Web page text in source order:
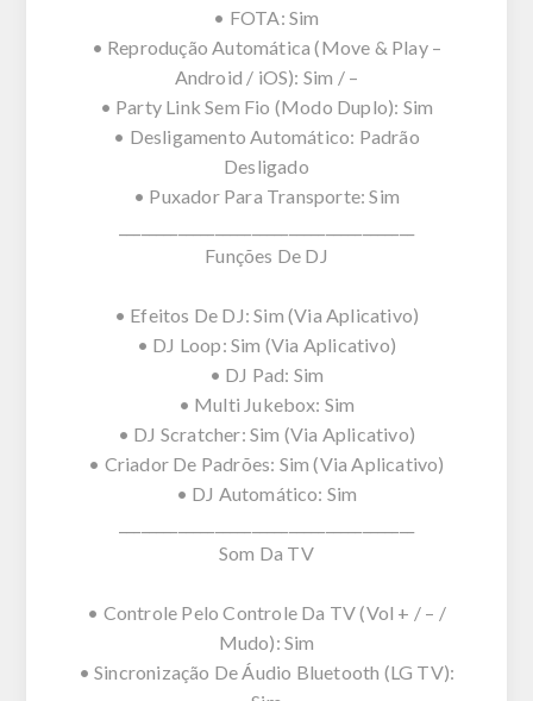
• FOTA: Sim
• Reprodução Automática (Move & Play –
Android / iOS): Sim / –
• Party Link Sem Fio (Modo Duplo): Sim
• Desligamento Automático: Padrão
Desligado
• Puxador Para Transporte: Sim
Funções De DJ
• Efeitos De DJ: Sim (Via Aplicativo)
• DJ Loop: Sim (Via Aplicativo)
• DJ Pad: Sim
• Multi Jukebox: Sim
• DJ Scratcher: Sim (Via Aplicativo)
• Criador De Padrões: Sim (Via Aplicativo)
• DJ Automático: Sim
Som Da TV
• Controle Pelo Controle Da TV (Vol + / – /
Mudo): Sim
• Sincronização De Áudio Bluetooth (LG TV):